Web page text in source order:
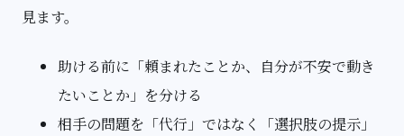
見ます。
助ける前に「頼まれたことか、自分が不安で動き
たいことか」を分ける
相手の問題を「代行」ではなく「選択肢の提示」